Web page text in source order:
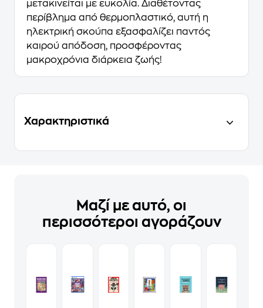
μετακινείται με ευκολία. Διαθέτοντας
περίβλημα από θερμοπλαστικό, αυτή η
ηλεκτρική σκούπα εξασφαλίζει παντός
καιρού απόδοση, προσφέροντας
μακροχρόνια διάρκεια ζωής!
Χαρακτηριστικά
Μαζί με αυτό, οι
περισσότεροι αγοράζουν